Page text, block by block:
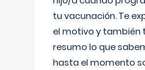
tu vacunación. Te
el motivo y también
resumo lo que
hasta el momento